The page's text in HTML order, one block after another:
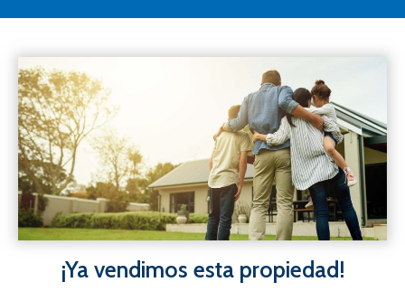
¡Ya vendimos esta propiedad!